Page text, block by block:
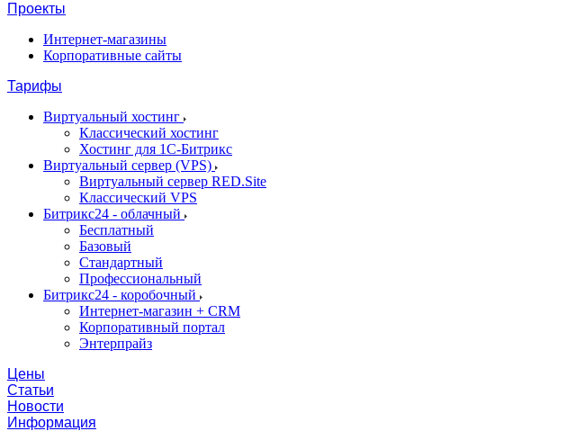
Проекты
Интернет-магазины
Корпоративные сайты
Тарифы
Виртуальный хостинг
Классический хостинг
Хостинг для 1С-Битрикс
Виртуальный сервер (VPS)
Виртуальный сервер RED.Site
Классический VPS
Битрикс24 - облачный
Бесплатный
Базовый
Стандартный
Профессиональный
Битрикс24 - коробочный
Интернет-магазин + CRM
Корпоративный портал
Энтерпрайз
Цены
Статьи
Новости
Информация